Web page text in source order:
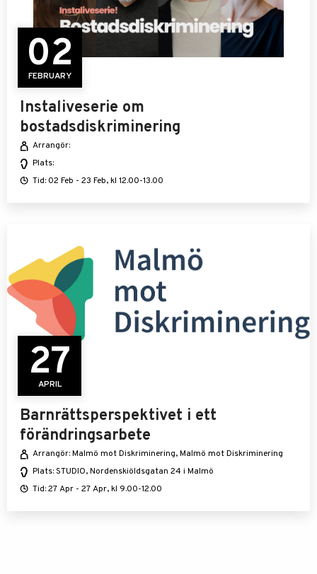
02
FEBRUARY
Instaliveserie om
bostadsdiskriminering
Arrangör:
Plats:
Tid: 02 Feb - 23 Feb, kl 12.00-13.00
27
APRIL
Barnrättsperspektivet i ett
förändringsarbete
Arrangör: Malmö mot Diskriminering, Malmö mot Diskriminering
Plats: STUDIO, Nordenskiöldsgatan 24 i Malmö
Tid: 27 Apr - 27 Apr, kl 9.00-12.00